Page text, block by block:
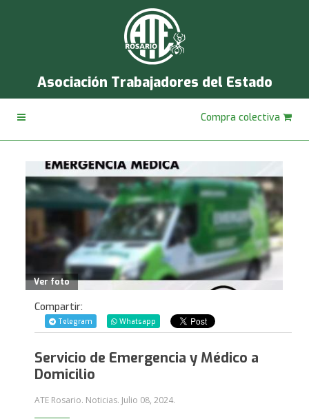
Asociación Trabajadores del Estado
Compra colectiva
Ver foto
Compartir:
Telegram Whatsapp
Servicio de Emergencia y Médico a
Domicilio
ATE Rosario. Noticias. Julio 08, 2024.